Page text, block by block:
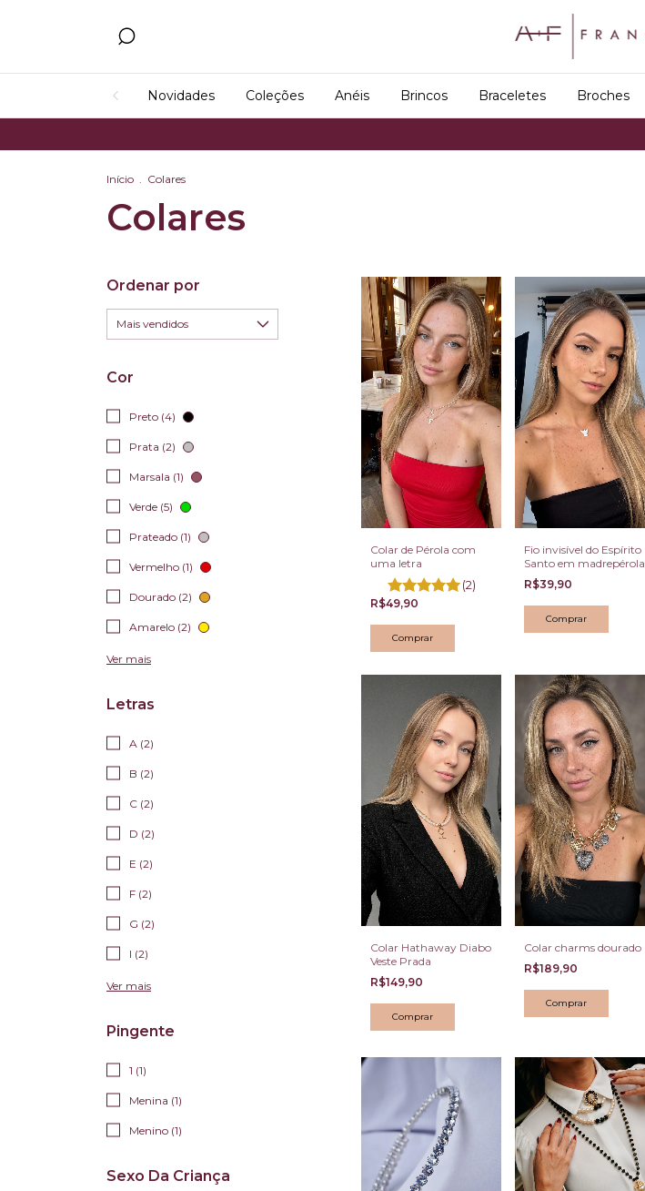
Novidades Coleções Anéis Brincos Braceletes Broches
Início . Colares
Colares
Ordenar por
Cor
Preto (4)
Prata (2)
Marsala (1)
Verde (5)
Prateado (1)
Vermelho (1)
Dourado (2)
Amarelo (2)
Ver mais
Letras
A (2)
B (2)
C (2)
D (2)
E (2)
F (2)
G (2)
I (2)
Ver mais
Pingente
1 (1)
Menina (1)
Menino (1)
Sexo Da Criança
Colar de Pérola com
uma letra
(2)
R$49,90
Comprar
Fio invisível do Espírito
Santo em madrepérola
R$39,90
Colar Hathaway Diabo
Veste Prada
R$149,90
Colar charms dourado
R$189,90